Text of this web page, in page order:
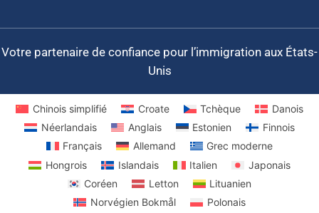
Votre partenaire de confiance pour l’immigration aux États-
Unis
Chinois simplifié Croate Tchèque
Danois
Néerlandais
Anglais Estonien
Finnois
Français
Allemand
Grec moderne
Hongrois
Islandais Italien
Japonais
Coréen
Letton
Lituanien
Norvégien Bokmål
Polonais